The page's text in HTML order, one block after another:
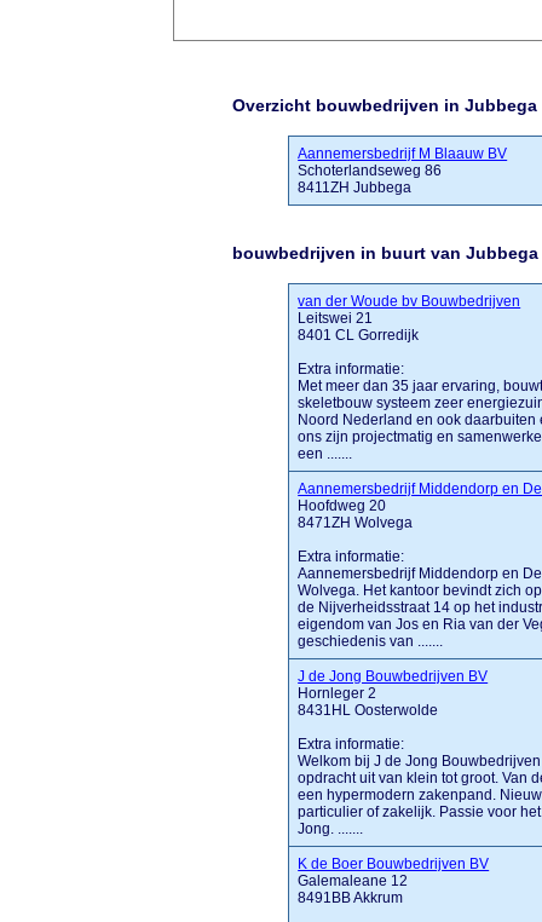
Overzicht bouwbedrijven in Jubbega
Aannemersbedrijf M Blaauw BV
Schoterlandseweg 86
8411ZH Jubbega
bouwbedrijven in buurt van Jubbega
van der Woude bv Bouwbedrijven
Leitswei 21
8401 CL Gorredijk
Extra informatie:
Met meer dan 35 jaar ervaring,
skeletbouw systeem zeer
Noord Nederland en ook
ons zijn projectmatig en
een .......
Aannemersbedrijf Middendorp en
Hoofdweg 20
8471ZH Wolvega
Extra informatie:
Aannemersbedrijf Middendorp en
Wolvega. Het kantoor bevindt zich
de Nijverheidsstraat 14 op het
eigendom van Jos en Ria van der
geschiedenis van .......
J de Jong Bouwbedrijven BV
Hornleger 2
8431HL Oosterwolde
Extra informatie:
Welkom bij J de Jong
opdracht uit van klein tot groot. Van
een hypermodern zakenpand.
particulier of zakelijk. Passie voor
Jong. .......
K de Boer Bouwbedrijven BV
Galemaleane 12
8491BB Akkrum